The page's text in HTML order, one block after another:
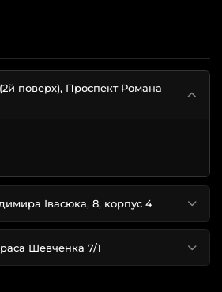
поверх), Проспект Романа
Івасюка, 8, корпус 4
Шевченка 7/1